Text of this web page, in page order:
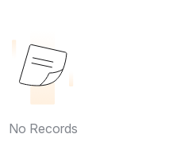
No Records